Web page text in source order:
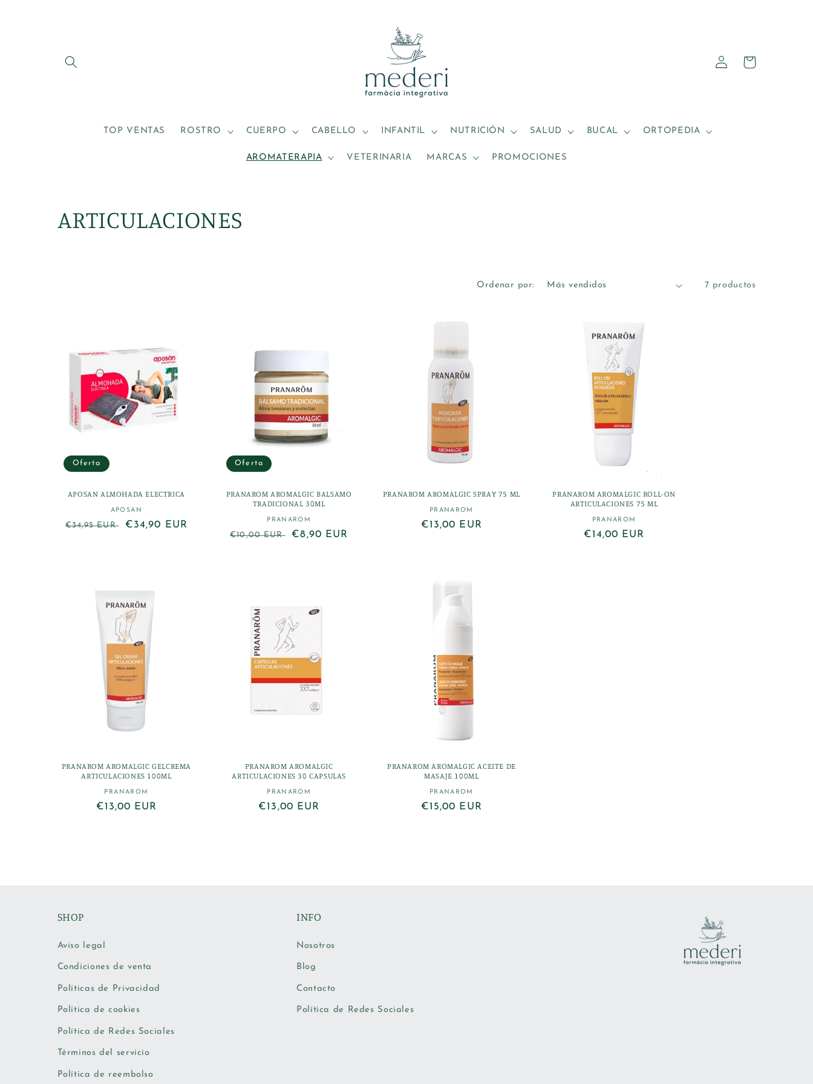
TOP VENTAS ROSTRO CUERPO CABELLO INFANTIL NUTRICIÓN SALUD BUCAL ORTOPEDIA
AROMATERAPIA VETERINARIA MARCAS PROMOCIONES
Iniciar
sesión
Carrito
C
n
ARTICULACIONES
Ordenar por: 7 productos
Oferta
APOSAN ALMOHADA ELECTRICA
Proveedor:
APOSAN
Precio
€34,95 EUR
Precio
€34,90 EUR
Oferta
PRANAROM AROMALGIC BALSAMO
TRADICIONAL 30ML
Proveedor:
PRANAROM
Precio
€10,00 EUR
Precio
€8,90 EUR
PRANAROM AROMALGIC SPRAY 75 ML
Proveedor:
PRANAROM
Precio
€13,00 EUR
PRANAROM AROMALGIC ROLL-ON
ARTICULACIONES 75 ML
Proveedor:
PRANAROM
Precio
€14,00 EUR
PRANAROM AROMALGIC GELCREMA
ARTICULACIONES 100ML
Proveedor:
PRANAROM
Precio
€13,00 EUR
PRANAROM AROMALGIC
ARTICULACIONES 30 CAPSULAS
Proveedor:
PRANAROM
Precio
€13,00 EUR
PRANAROM AROMALGIC ACEITE DE
MASAJE 100ML
Proveedor:
PRANAROM
Precio
€15,00 EUR
SHOP
Aviso legal
Condiciones de venta
Políticas de Privacidad
Política de cookies
Política de Redes Sociales
Términos del servicio
Política de reembolso
INFO
Nosotros
Blog
Contacto
Política de Redes Sociales